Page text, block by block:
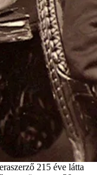
215 éve látta